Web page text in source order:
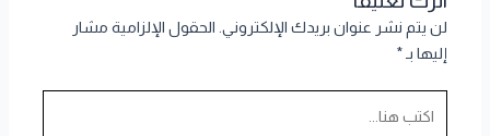
لن يتم نشر عنوان بريدك الإلكتروني. الحقول الإلزامية مشار
إليها بـ*